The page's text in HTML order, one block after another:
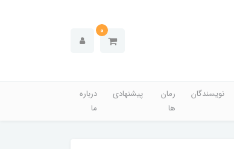
0
نویسندگان
رمان
ها
پیشنهادی
درباره
ما